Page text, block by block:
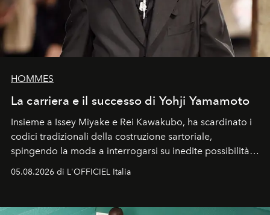
HOMMES
La carriera e il successo di Yohji Yamamoto
Insieme a Issey Miyake e Rei Kawakubo, ha scardinato i
codici tradizionali della costruzione sartoriale,
spingendo la moda a interrogarsi su inedite possibilità
un’impronta indelebile nella storia della moda.
05.08.2026 di L'OFFICIEL Italia